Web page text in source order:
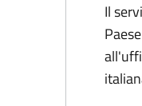
Il